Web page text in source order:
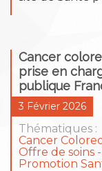
Cancer
prise en
publique
3 Février 2026
Thématiques :
Cancer
Offre de soins
Promotion